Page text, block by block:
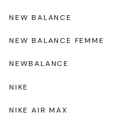
NEW BALANCE
NEW BALANCE FEMME
NEWBALANCE
NIKE
NIKE AIR MAX